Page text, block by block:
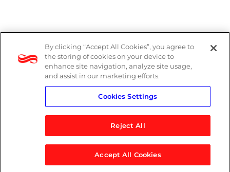
© 2026 Logicalis Group
Denúncias
Política de Privacidade
Política do Sistema de Gestão Integrado
By clicking “Accept All Cookies”, you agree to
the storing of cookies on your device to
enhance site navigation, analyze site usage,
and assist in our marketing efforts.
Cookies Settings
Reject All
Accept All Cookies